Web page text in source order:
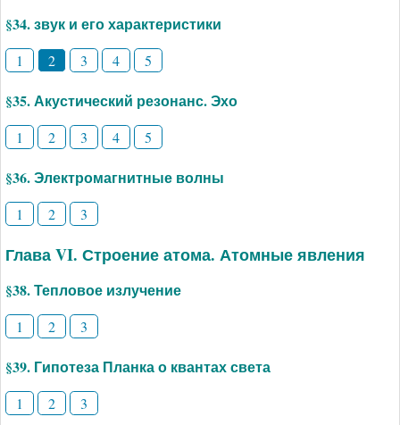
§34. звук и его характеристики
1 2 3 4 5
§35. Акустический резонанс. Эхо
1 2 3 4 5
§36. Электромагнитные волны
1 2 3
Глава VI. Строение атома. Атомные явления
§38. Тепловое излучение
1 2 3
§39. Гипотеза Планка о квантах света
1 2 3